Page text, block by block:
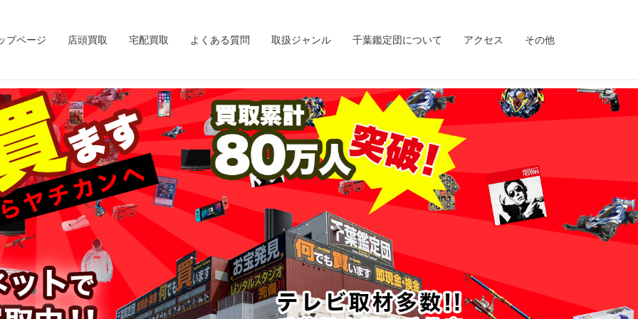
プページ 店頭買取 宅配買取 よくある質問 取扱ジャンル 千葉鑑定団について アクセス その他